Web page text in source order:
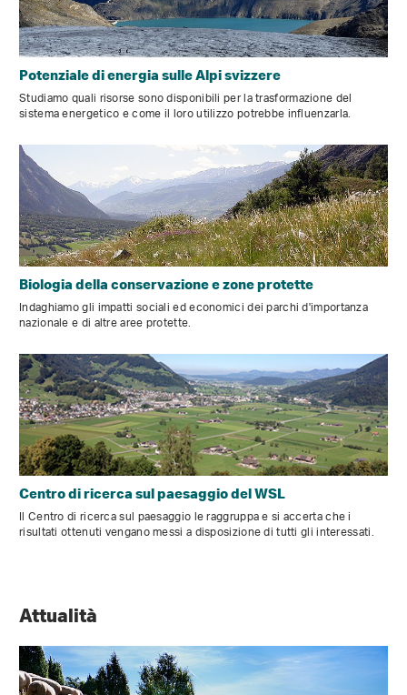
Potenziale di energia sulle Alpi svizzere
Studiamo quali risorse sono disponibili per la trasformazione del
sistema energetico e come il loro utilizzo potrebbe influenzarla.
Biologia della conservazione e zone protette
Indaghiamo gli impatti sociali ed economici dei parchi d'importanza
nazionale e di altre aree protette.
Centro di ricerca sul paesaggio del WSL
Il Centro di ricerca sul paesaggio le raggruppa e si accerta che i
risultati ottenuti vengano messi a disposizione di tutti gli interessati.
Attualità